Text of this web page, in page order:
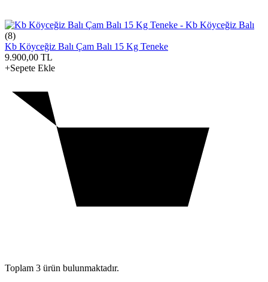
(8)
Kb Köyceğiz Balı Çam Balı 15 Kg Teneke
9.900,00 TL
+Sepete Ekle
Toplam 3 ürün bulunmaktadır.